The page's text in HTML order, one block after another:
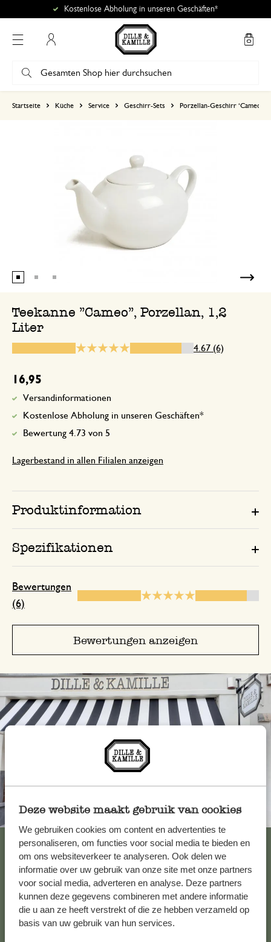
Deze website maakt gebruik van cookies
We gebruiken cookies om content en advertenties te
personaliseren, om functies voor social media te bieden en
om ons websiteverkeer te analyseren. Ook delen we
informatie over uw gebruik van onze site met onze partners
voor social media, adverteren en analyse. Deze partners
kunnen deze gegevens combineren met andere informatie
die u aan ze heeft verstrekt of die ze hebben verzameld op
basis van uw gebruik van hun services.
Kostenlose Abholung in unseren Geschäften*
Startseite Küche Service Geschirr-Sets Porzellan-Geschirr ‘Cameo’
Teekanne "Cameo", Porzellan, 1,2
Liter
4.67 (6)
16,95
Versandinformationen
Kostenlose Abholung in unseren Geschäften*
Bewertung 4.73 von 5
Lagerbestand in allen Filialen anzeigen
Produktinformation
Spezifikationen
Bewertungen
(6)
Bewertungen anzeigen
Immer in der Nähe
Alle 62 Geschäfte anzeigen
Kundenservice/Hilfe
Falls Sie Fragen haben oder Tipps und Hilfe brauchen, wenden
1
Ein schöne Form der
durch…
Öffnung vom Deckel lässt sie sich gut
20. Dezember 2025
Teekanne
Hübsches Design, kein Tropfen beim
23. Dezember 2025
Nur Bewertung, ohne Kommentar